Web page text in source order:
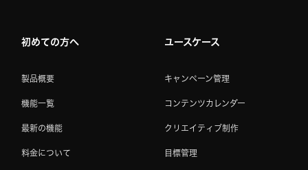
初めての方へ
製品概要
機能一覧
最新の機能
料金について
ユースケース
キャンペーン管理
コンテンツカレンダー
クリエイティブ制作
目標管理